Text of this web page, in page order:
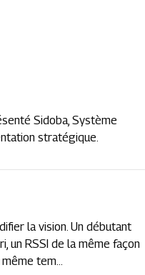
Sidoba, Système
stratégique.
la vision. Un débutant
un RSSI de la même façon
tem...